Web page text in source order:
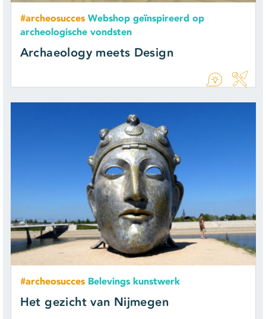
#archeosucces Webshop geïnspireerd op
archeologische vondsten
Archaeology meets Design
#archeosucces Belevings kunstwerk
Het gezicht van Nijmegen